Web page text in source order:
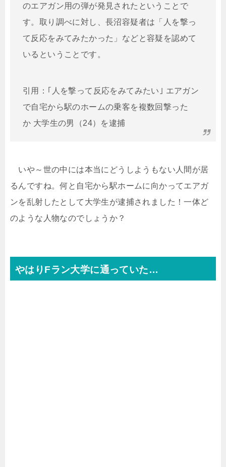
のエアガン用の弾が発見されたということで
す。取り調べに対し、長沼容疑者は「人を撃っ
て反応をみてみたかった」などと容疑を認めて
いるということです。
引用：｢人を撃って反応をみてみたい｣ エアガン
で自宅から駅のホームの乗客を複数回撃った
か 大学生の男（24）を逮捕
いや～世の中には本当にどうしようもない人間が居
るんですね。何と自宅から駅ホームに向かってエアガ
ンを乱射したとして大学生が逮捕されました！一体ど
のような人物なのでしょうか？
やはりFラン大学に通っていた…